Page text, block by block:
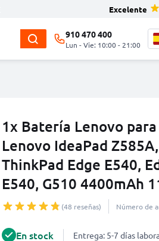
Excelente
910 470 400
Lun - Vie: 10:00 - 21:00
1x Batería Lenovo
Lenovo IdeaPad
ThinkPad Edge E540,
E540, G510 4400mAh
(48 reseñas) Número de
En stock Entrega: 5-7 días